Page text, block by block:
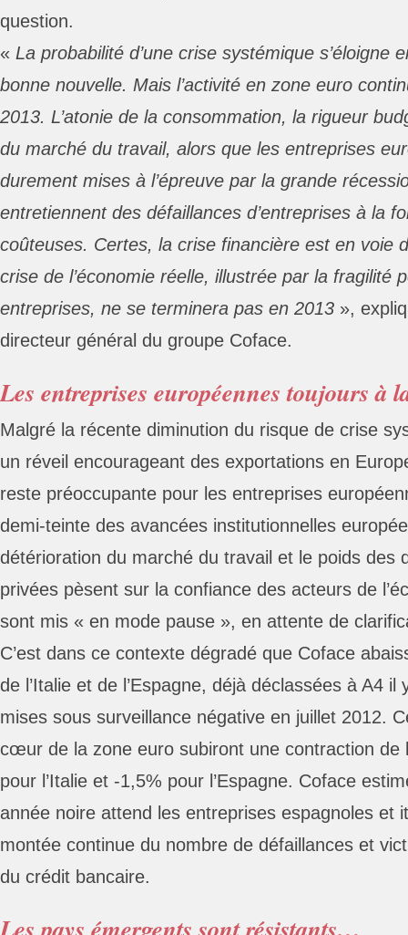
question.
« La probabilité d’une crise systémique s’éloigne
bonne nouvelle. Mais l’activité en zone euro
2013. L’atonie de la consommation, la rigueur
du marché du travail, alors que les entreprises
durement mises à l’épreuve par la grande
entretiennent des défaillances d’entreprises à la
coûteuses. Certes, la crise financière est en voie
crise de l’économie réelle, illustrée par la fragilité
entreprises, ne se terminera pas en 2013 »,
directeur général du groupe Coface.
Les entreprises européennes toujours à
Malgré la récente diminution du risque de crise
un réveil encourageant des exportations en
reste préoccupante pour les entreprises
demi-teinte des avancées institutionnelles
détérioration du marché du travail et le poids des
privées pèsent sur la confiance des acteurs de
sont mis « en mode pause », en attente de
C’est dans ce contexte dégradé que Coface
de l’Italie et de l’Espagne, déjà déclassées à A4
mises sous surveillance négative en juillet 2012.
cœur de la zone euro subiront une contraction de
pour l’Italie et -1,5% pour l’Espagne. Coface
année noire attend les entreprises espagnoles et
montée continue du nombre de défaillances et
du crédit bancaire.